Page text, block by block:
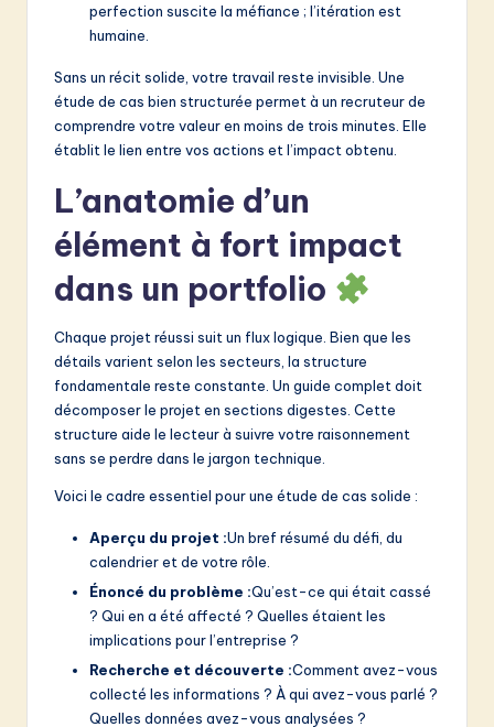
perfection suscite la méfiance ; l’itération est
humaine.
Sans un récit solide, votre travail reste invisible. Une
étude de cas bien structurée permet à un recruteur de
comprendre votre valeur en moins de trois minutes. Elle
établit le lien entre vos actions et l’impact obtenu.
L’anatomie d’un
élément à fort impact
dans un portfolio
Chaque projet réussi suit un flux logique. Bien que les
détails varient selon les secteurs, la structure
fondamentale reste constante. Un guide complet doit
décomposer le projet en sections digestes. Cette
structure aide le lecteur à suivre votre raisonnement
sans se perdre dans le jargon technique.
Voici le cadre essentiel pour une étude de cas solide :
Aperçu du projet :Un bref résumé du défi, du
calendrier et de votre rôle.
Énoncé du problème :Qu’est-ce qui était cassé
? Qui en a été affecté ? Quelles étaient les
implications pour l’entreprise ?
Recherche et découverte :Comment avez-vous
collecté les informations ? À qui avez-vous parlé ?
Quelles données avez-vous analysées ?